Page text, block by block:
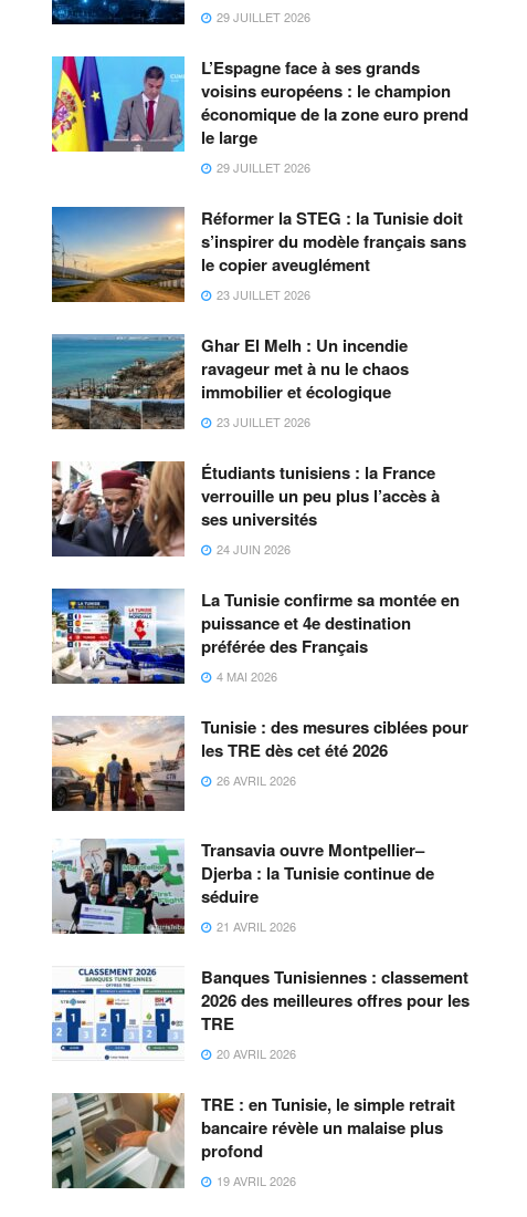
29 JUILLET 2026
L’Espagne face à ses grands
voisins européens : le champion
économique de la zone euro prend
le large
29 JUILLET 2026
Réformer la STEG : la Tunisie doit
s’inspirer du modèle français sans
le copier aveuglément
23 JUILLET 2026
Ghar El Melh : Un incendie
ravageur met à nu le chaos
immobilier et écologique
23 JUILLET 2026
Étudiants tunisiens : la France
verrouille un peu plus l’accès à
ses universités
24 JUIN 2026
La Tunisie confirme sa montée en
puissance et 4e destination
préférée des Français
4 MAI 2026
Tunisie : des mesures ciblées pour
les TRE dès cet été 2026
26 AVRIL 2026
Transavia ouvre Montpellier–
Djerba : la Tunisie continue de
séduire
21 AVRIL 2026
Banques Tunisiennes : classement
2026 des meilleures offres pour les
TRE
20 AVRIL 2026
TRE : en Tunisie, le simple retrait
bancaire révèle un malaise plus
profond
19 AVRIL 2026